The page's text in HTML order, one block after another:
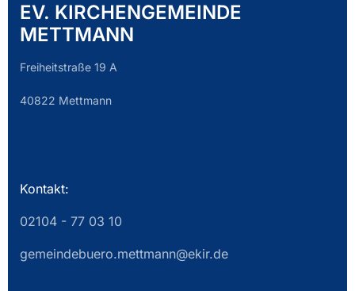
EV. KIRCHENGEMEINDE
METTMANN
Freiheitstraße 19 A
40822 Mettmann
Kontakt:
02104 - 77 03 10
gemeindebuero.mettmann@ekir.de